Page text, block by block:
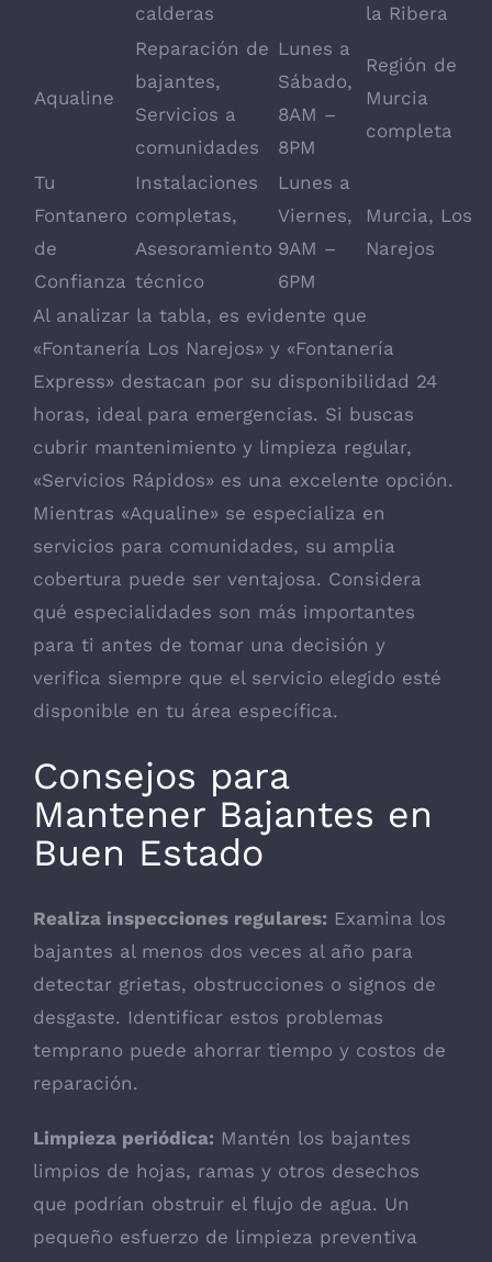
calderas
la Ribera
Aqualine
Reparación de
bajantes,
Servicios a
comunidades
Lunes a
Sábado,
8AM –
8PM
Región de
Murcia
completa
Tu
Fontanero
de
Confianza
Instalaciones
completas,
Asesoramiento
técnico
Lunes a
Viernes,
9AM –
6PM
Murcia, Los
Narejos
Al analizar la tabla, es evidente que
«Fontanería Los Narejos» y «Fontanería
Express» destacan por su disponibilidad 24
horas, ideal para emergencias. Si buscas
cubrir mantenimiento y limpieza regular,
«Servicios Rápidos» es una excelente opción.
Mientras «Aqualine» se especializa en
servicios para comunidades, su amplia
cobertura puede ser ventajosa. Considera
qué especialidades son más importantes
para ti antes de tomar una decisión y
verifica siempre que el servicio elegido esté
disponible en tu área específica.
Consejos para
Mantener Bajantes en
Buen Estado
Realiza inspecciones regulares: Examina los
bajantes al menos dos veces al año para
detectar grietas, obstrucciones o signos de
desgaste. Identificar estos problemas
temprano puede ahorrar tiempo y costos de
reparación.
Limpieza periódica: Mantén los bajantes
limpios de hojas, ramas y otros desechos
que podrían obstruir el flujo de agua. Un
pequeño esfuerzo de limpieza preventiva